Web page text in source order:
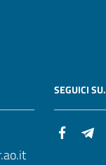
SEGUICI SU.